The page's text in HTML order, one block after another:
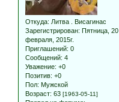
Откуда: Литва . Висагинас
Зарегистрирован: Пятница, 20
февраля, 2015г.
Приглашений: 0
Сообщений: 4
Уважение: +0
Позитив: +0
Пол: Мужской
Возраст: 63 [1963-05-11]